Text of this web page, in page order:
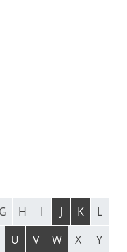
G H I J K
L
U V W X
Y